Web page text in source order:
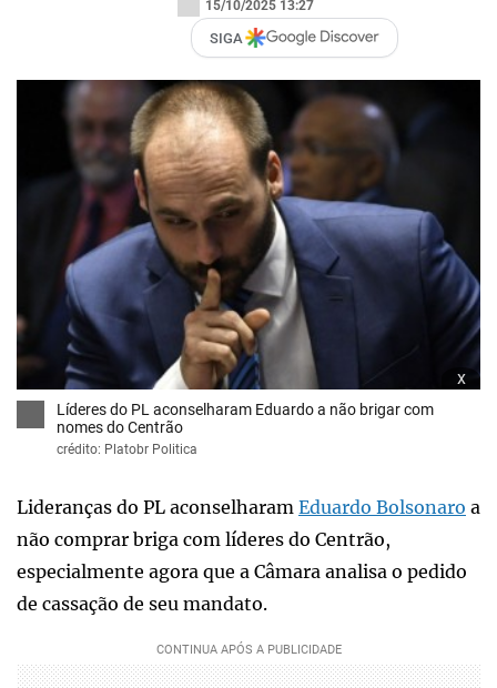
15/10/2025 13:27
SIGA
x
Líderes do PL aconselharam Eduardo a não brigar com
nomes do Centrão
crédito: Platobr Politica
Lideranças do PL aconselharam Eduardo Bolsonaro a
não comprar briga com líderes do Centrão,
especialmente agora que a Câmara analisa o pedido
de cassação de seu mandato.